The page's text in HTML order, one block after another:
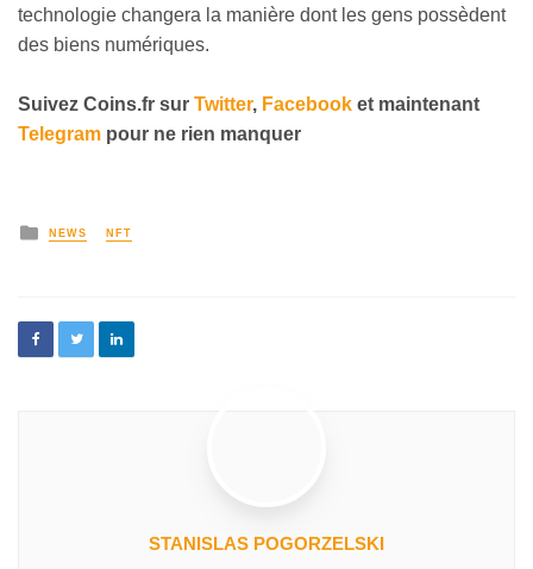
technologie changera la manière dont les gens possèdent
des biens numériques.
Suivez Coins.fr sur Twitter, Facebook et maintenant
Telegram pour ne rien manquer
NEWS NFT
STANISLAS POGORZELSKI